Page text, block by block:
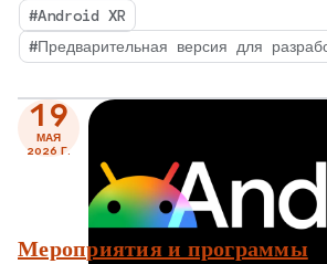
XR уже доступен для покупки
#Android XR
#Предварительная версия для
19
МАЯ
2026 Г.
Мероприятия и программы